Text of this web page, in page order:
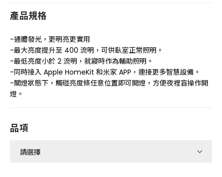
產品規格
-通體發光，更明亮更實用
-最大亮度提升至 400 流明，可供臥室正常照明。
-最低亮度小於 2 流明，就寢時作為輔助照明。
-同時接入 Apple HomeKit 和米家 APP，連接更多智慧設備。
-關燈狀態下，觸碰亮度條任意位置即可開燈，方便夜裡盲操作開
燈。
品項